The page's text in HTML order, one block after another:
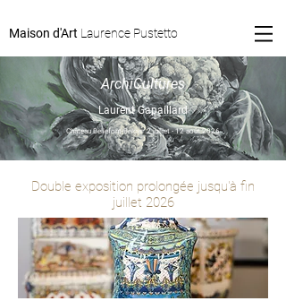
Maison d'Art Laurence Pustetto
ArchiCultures
Laurent Gapaillard
Château Bellefont-Belcier 2 juillet - 12 août 2026
Double exposition prolongée jusqu'à fin
juillet 2026